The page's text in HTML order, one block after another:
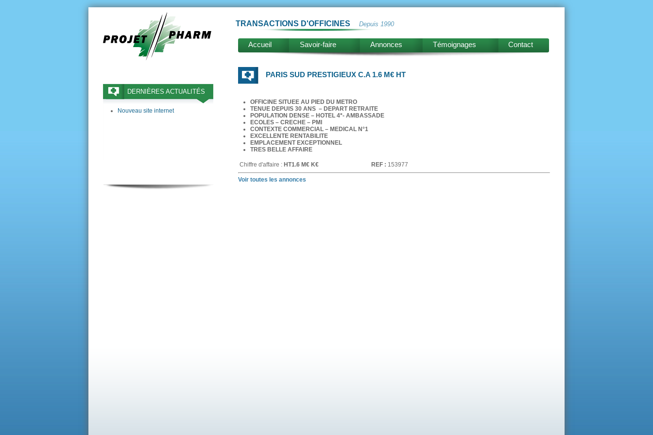
TRANSACTIONS D'OFFICINES Depuis 1990
Accueil Savoir-faire Annonces Témoignages Contact
DERNIÈRES ACTUALITÉS
Nouveau site internet
PARIS SUD PRESTIGIEUX C.A 1.6 M€ HT
OFFICINE SITUEE AU PIED DU METRO
TENUE DEPUIS 30 ANS – DEPART RETRAITE
POPULATION DENSE – HOTEL 4*- AMBASSADE
ECOLES – CRECHE – PMI
CONTEXTE COMMERCIAL – MEDICAL N°1
EXCELLENTE RENTABILITE
EMPLACEMENT EXCEPTIONNEL
TRES BELLE AFFAIRE
Chiffre d'affaire : HT1.6 M€ K€ REF : 153977
Voir toutes les annonces